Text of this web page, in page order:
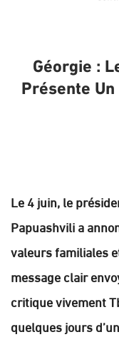
Géorgie :
Présente
Le 4 juin, le
Papuashvili a
valeurs familiales
message clair
critique vivement
quelques jours